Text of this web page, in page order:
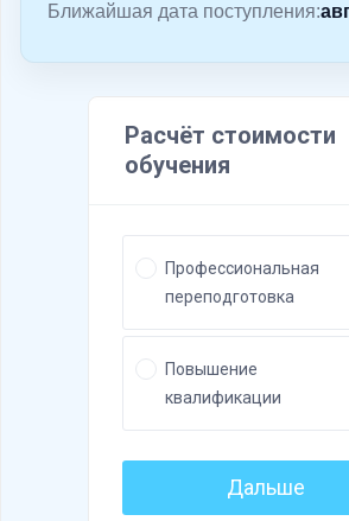
Ближайшая дата поступления: